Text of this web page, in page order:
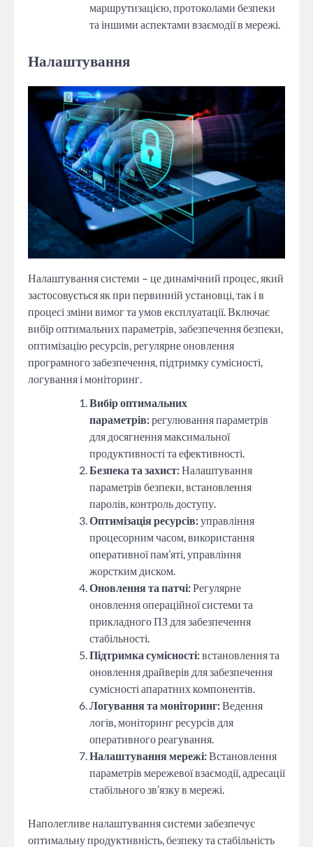
маршрутизацією, протоколами безпеки
та іншими аспектами взаємодії в мережі.
Налаштування
Налаштування системи – це динамічний процес, який
застосовується як при первинній установці, так і в
процесі зміни вимог та умов експлуатації. Включає
вибір оптимальних параметрів, забезпечення безпеки,
оптимізацію ресурсів, регулярне оновлення
програмного забезпечення, підтримку сумісності,
логування і моніторинг.
Вибір оптимальних
параметрів:регулювання параметрів
для досягнення максимальної
продуктивності та ефективності.
Безпека та захист:Налаштування
параметрів безпеки, встановлення
паролів, контроль доступу.
Оптимізація ресурсів:управління
процесорним часом, використання
оперативної пам’яті, управління
жорстким диском.
Оновлення та патчі:Регулярне
оновлення операційної системи та
прикладного ПЗ для забезпечення
стабільності.
Підтримка сумісності:встановлення та
оновлення драйверів для забезпечення
сумісності апаратних компонентів.
Логування та моніторинг:Ведення
логів, моніторинг ресурсів для
оперативного реагування.
Налаштування мережі:Встановлення
параметрів мережевої взаємодії, адресації
стабільного зв’язку в мережі.
Наполегливе налаштування системи забезпечує
оптимальну продуктивність, безпеку та стабільність